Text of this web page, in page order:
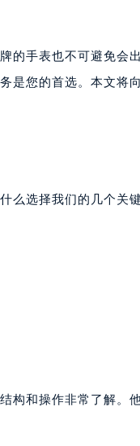
的手表也不可避免会
是您的首选。本文将
么选择我们的几个关键
构和操作非常了解。